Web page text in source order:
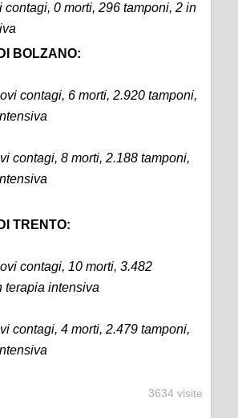
contagi, 0 morti, 296 tamponi, 2 in
BOLZANO:
contagi, 6 morti, 2.920 tamponi,
contagi, 8 morti, 2.188 tamponi,
TRENTO:
contagi, 10 morti, 3.482
terapia intensiva
contagi, 4 morti, 2.479 tamponi,
3634 visite